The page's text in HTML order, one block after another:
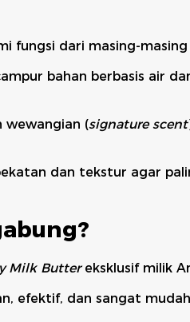
fungsi dari masing-
bahan berbasis air
wewangian (signature scent
dan tekstur agar
Milk Buttereksklusif milik
efektif, dan sangat